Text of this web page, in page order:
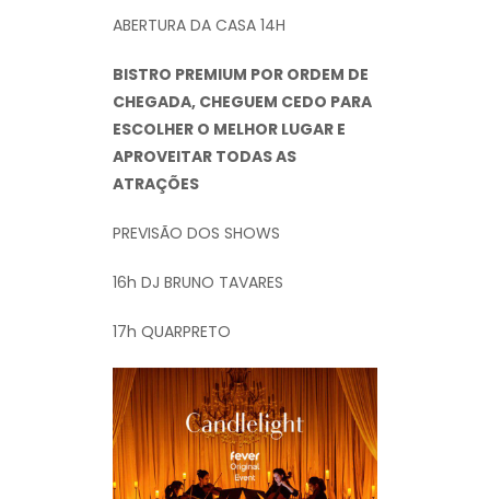
ABERTURA DA CASA 14H
BISTRO PREMIUM POR ORDEM DE
CHEGADA, CHEGUEM CEDO PARA
ESCOLHER O MELHOR LUGAR E
APROVEITAR TODAS AS
ATRAÇÕES
PREVISÃO DOS SHOWS
16h DJ BRUNO TAVARES
17h QUARPRETO